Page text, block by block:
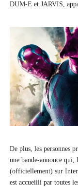
DUM-E et JARVIS,
De plus, les personnes
une bande-annonce qui,
(officiellement) sur
est accueilli par toutes